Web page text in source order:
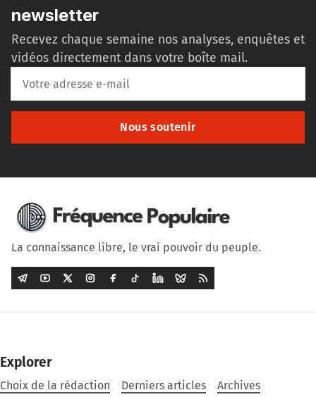
newsletter
Recevez chaque semaine nos analyses, enquêtes et
vidéos directement dans votre boîte mail.
Nous soutenir
La connaissance libre, le vrai pouvoir du peuple.
Explorer
Choix de la rédaction Derniers articles
Archives